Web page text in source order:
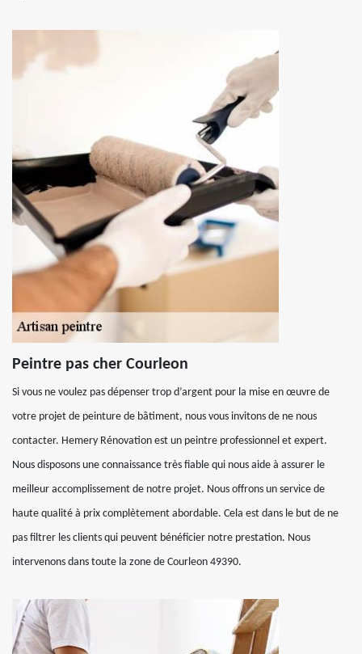
Peintre pas cher Courleon
Si vous ne voulez pas dépenser trop d’argent pour la mise en œuvre de
votre projet de peinture de bâtiment, nous vous invitons de ne nous
contacter. Hemery Rénovation est un peintre professionnel et expert.
Nous disposons une connaissance très fiable qui nous aide à assurer le
meilleur accomplissement de notre projet. Nous offrons un service de
haute qualité à prix complètement abordable. Cela est dans le but de ne
pas filtrer les clients qui peuvent bénéficier notre prestation. Nous
intervenons dans toute la zone de Courleon 49390.